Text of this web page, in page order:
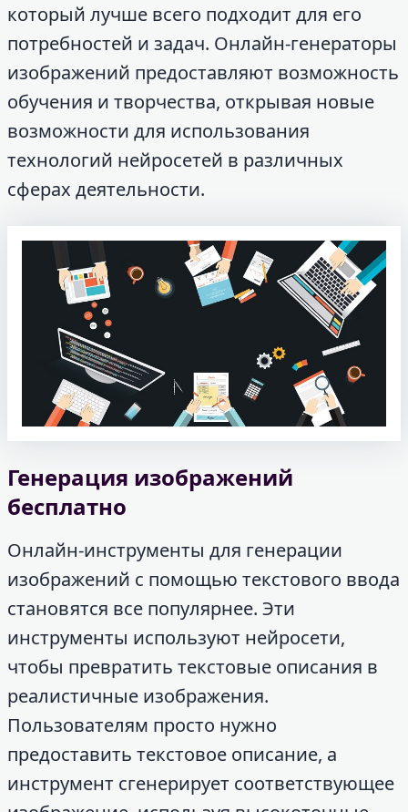
который лучше всего подходит для его
потребностей и задач. Онлайн-генераторы
изображений предоставляют возможность
обучения и творчества, открывая новые
возможности для использования
технологий нейросетей в различных
сферах деятельности.
Генерация изображений
бесплатно
Онлайн-инструменты для генерации
изображений с помощью текстового ввода
становятся все популярнее. Эти
инструменты используют нейросети,
чтобы превратить текстовые описания в
реалистичные изображения.
Пользователям просто нужно
предоставить текстовое описание, а
инструмент сгенерирует соответствующее